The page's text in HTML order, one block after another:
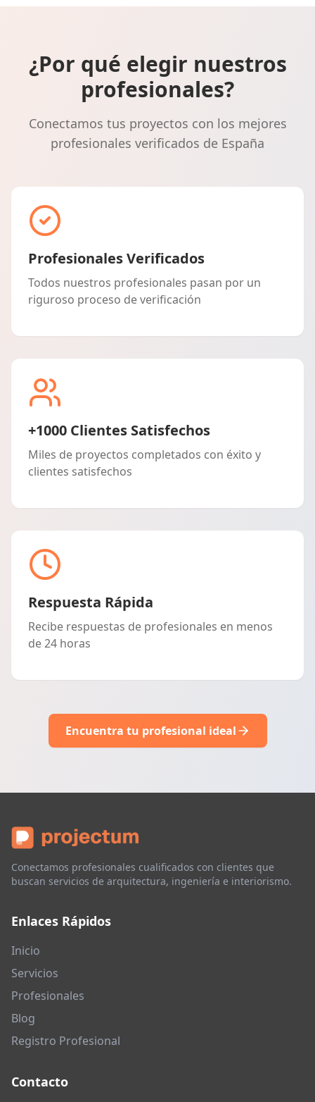
¿Por qué elegir nuestros
profesionales?
Conectamos tus proyectos con los mejores
profesionales verificados de España
Profesionales Verificados
Todos nuestros profesionales pasan por un
riguroso proceso de verificación
+1000 Clientes Satisfechos
Miles de proyectos completados con éxito y
clientes satisfechos
Respuesta Rápida
Recibe respuestas de profesionales en menos
de 24 horas
Encuentra tu profesional ideal
Conectamos profesionales cualificados con clientes que
buscan servicios de arquitectura, ingeniería e interiorismo.
Enlaces Rápidos
Inicio
Servicios
Profesionales
Blog
Registro Profesional
Contacto